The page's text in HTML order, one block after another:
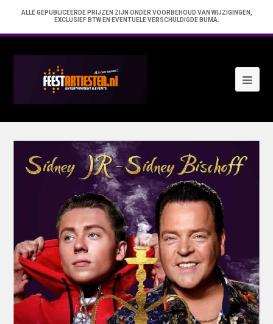
ALLE GEPUBLICEERDE PRIJZEN ZIJN ONDER VOORBEHOUD VAN WIJZIGINGEN,
EXCLUSIEF BTW EN EVENTUELE VERSCHULDIGDE BUMA.